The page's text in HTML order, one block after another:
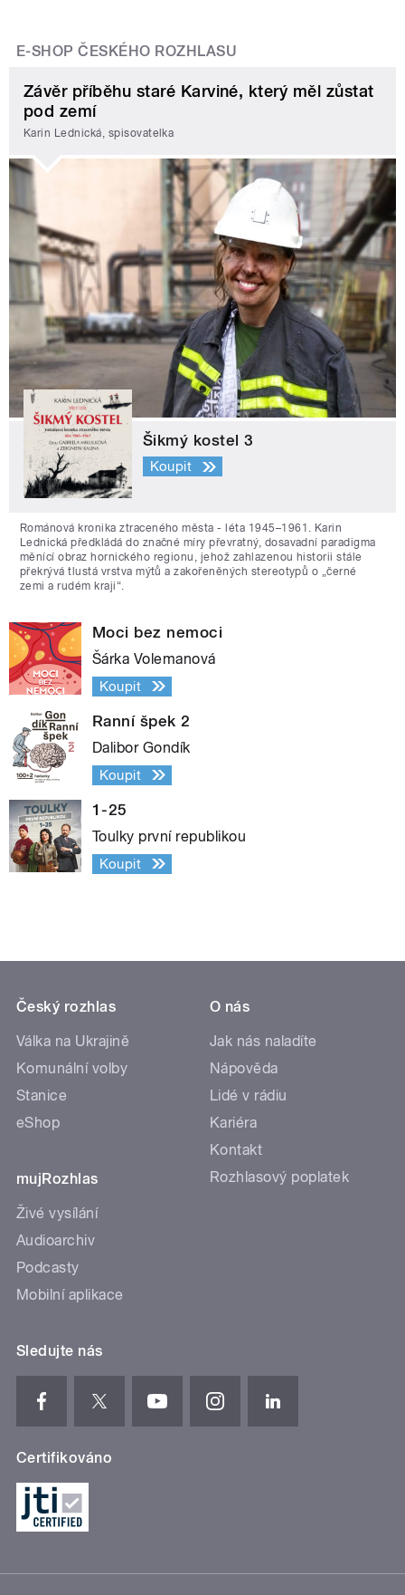
E-SHOP ČESKÉHO ROZHLASU
Závěr příběhu staré Karviné, který měl zůstat
pod zemí
Karin Lednická, spisovatelka
Šikmý kostel 3
Koupit
Románová kronika ztraceného města - léta 1945–1961. Karin
Lednická předkládá do značné míry převratný, dosavadní paradigma
měnící obraz hornického regionu, jehož zahlazenou historii stále
překrývá tlustá vrstva mýtů a zakořeněných stereotypů o „černé
zemi a rudém kraji“.
Moci bez nemoci
Šárka Volemanová
Koupit
Ranní špek 2
Dalibor Gondík
Koupit
1-25
Toulky první republikou
Koupit
Český rozhlas
Válka na Ukrajině
Komunální volby
Stanice
eShop
mujRozhlas
Živé vysílání
Audioarchiv
Podcasty
Mobilní aplikace
O nás
Jak nás naladíte
Nápověda
Lidé v rádiu
Kariéra
Kontakt
Rozhlasový poplatek
Sledujte nás
Certifikováno